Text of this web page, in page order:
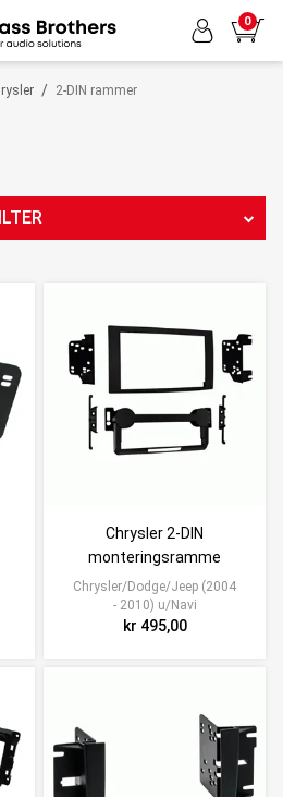
0
/ 2-DIN rammer
NOK
Chrysler 2-DIN
monteringsramme
Chrysler/Dodge/Jeep (2004
- 2010) u/Navi
kr 495,00